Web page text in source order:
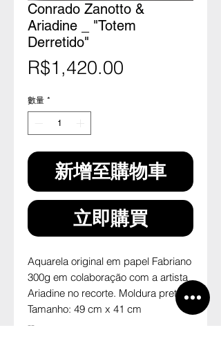
Conrado Zanotto &
Ariadine _ "Totem
Derretido"
R$1,420.00
數量 *
新增至購物車
立即購買
Aquarela original em papel Fabriano
300g em colaboração com a artista
Ariadine no recorte. Moldura preta.
Tamanho: 49 cm x 41 cm
--